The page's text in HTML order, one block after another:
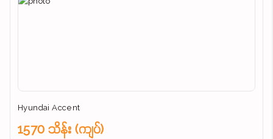
Hyundai Accent
1570 သိန်း (ကျပ်)